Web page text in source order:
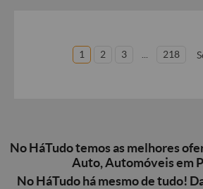
1 2 3 218
No HáTudo temos as melhores
Auto, Automóveis em
No HáTudo há mesmo de tudo!